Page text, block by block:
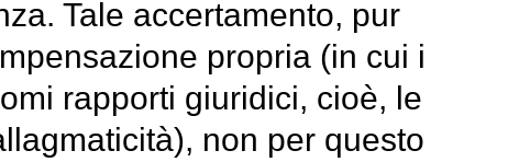
Tale accertamento, pur
propria (in cui i
rapporti giuridici, cioè, le
non per questo